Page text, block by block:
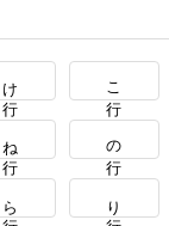
け行 こ行
ね行 の行
ら行 り行